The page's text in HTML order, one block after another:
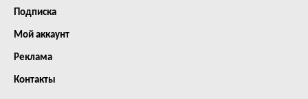
Подписка
Мой аккаунт
Реклама
Контакты